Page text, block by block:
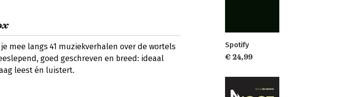
mee langs 41 muziekverhalen over de wortels
goed geschreven en breed: ideaal
leest én luistert.
Spotify
€ 24,99